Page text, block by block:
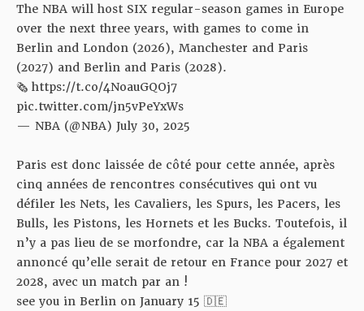
The NBA will host SIX regular-season games in Europe
over the next three years, with games to come in
Berlin and London (2026), Manchester and Paris
(2027) and Berlin and Paris (2028).
🗞️ https://t.co/4NoauGQOj7
pic.twitter.com/jn5vPeYxWs
— NBA (@NBA) July 30, 2025
Paris est donc laissée de côté pour cette année, après
cinq années de rencontres consécutives qui ont vu
défiler les Nets, les Cavaliers, les Spurs, les Pacers, les
Bulls, les Pistons, les Hornets et les Bucks. Toutefois, il
n’y a pas lieu de se morfondre, car la NBA a également
annoncé qu’elle serait de retour en France pour 2027 et
2028, avec un match par an !
see you in Berlin on January 15 🇩🇪